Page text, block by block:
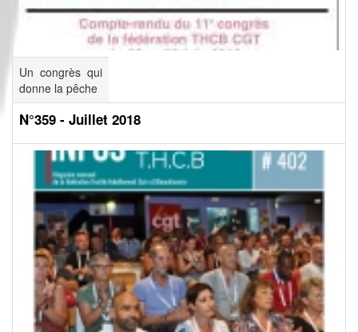
Un congrès qui
donne la pêche
N°359 - Juillet 2018